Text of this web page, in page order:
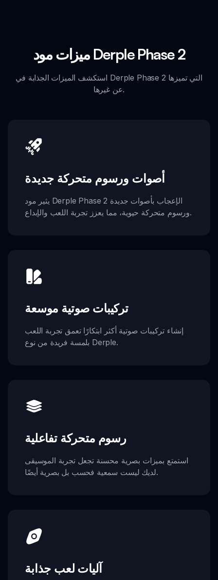
ميزات مود Derple Phase 2
استكشف الميزات الجذابة في Derple Phase 2 التي تميزها
عن غيرها.
أصوات ورسوم متحركة جديدة
يثير مود Derple Phase 2 الإعجاب بأصوات جديدة
ورسوم متحركة حيوية، مما يعزز تجربة اللعب والإبداع.
تركيبات صوتية موسعة
إنشاء تركيبات صوتية أكثر ابتكارًا تعمق تجربة اللعب
بلمسة فريدة من نوع Derple.
رسوم متحركة تفاعلية
استمتع بميزات بصرية محسنة تجعل تجربة الموسيقى
لديك ليست سمعية فحسب بل بصرية أيضًا.
آليات لعب جذابة